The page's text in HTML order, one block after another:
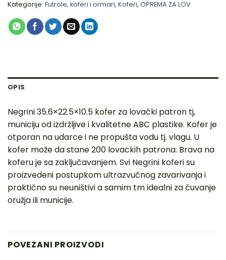
Kategorije: Futrole, koferi i ormari, Koferi, OPREMA ZA LOV
OPIS
Negrini 35.6×22.5×10.5 kofer za lovački patron tj,
municiju od izdržljive i kvalitetne ABC plastike. Kofer je
otporan na udarce i ne propušta vodu tj. vlagu. U
kofer može da stane 200 lovackih patrona. Brava na
koferu je sa zaključavanjem. Svi Negrini koferi su
proizvedeni postupkom ultrazvučnog zavarivanja i
praktično su neuništivi a samim tm idealni za čuvanje
oružja ili municije.
POVEZANI PROIZVODI